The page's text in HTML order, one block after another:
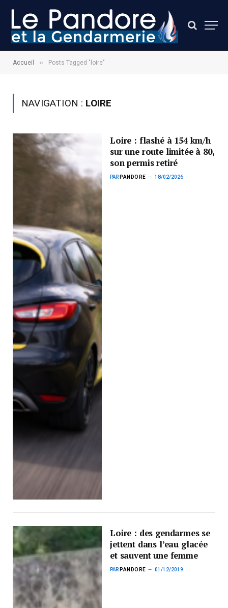
Accueil » Posts Tagged "loire"
NAVIGATION : LOIRE
Loire : flashé à 154 km/h
sur une route limitée à 80,
son permis retiré
PAR PANDORE 18/02/2026
Loire : des gendarmes se
jettent dans l’eau glacée
et sauvent une femme
PAR PANDORE 01/12/2019